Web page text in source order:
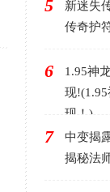
5
新迷失
传奇护
6
1.95神
现
现！)
7
中变揭
揭秘法